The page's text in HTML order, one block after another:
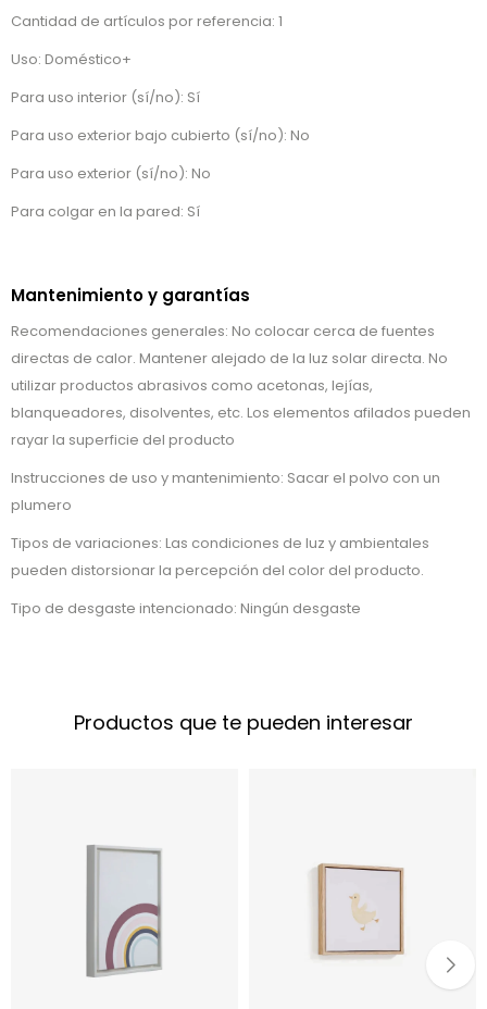
Cantidad de artículos por referencia: 1
Uso: Doméstico+
Para uso interior (sí/no): Sí
Para uso exterior bajo cubierto (sí/no): No
Para uso exterior (sí/no): No
Para colgar en la pared: Sí
Mantenimiento y garantías
Recomendaciones generales: No colocar cerca de fuentes
directas de calor. Mantener alejado de la luz solar directa. No
utilizar productos abrasivos como acetonas, lejías,
blanqueadores, disolventes, etc. Los elementos afilados pueden
rayar la superficie del producto
Instrucciones de uso y mantenimiento: Sacar el polvo con un
plumero
Tipos de variaciones: Las condiciones de luz y ambientales
pueden distorsionar la percepción del color del producto.
Tipo de desgaste intencionado: Ningún desgaste
Productos que te pueden interesar